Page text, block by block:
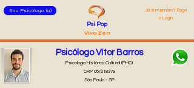
Sou Psicólogo (a)
Já é membro? Faça
o Login
Psi Pop
Viva Zen
Psicólogo Vítor Barros
CRP 06/218379
São Paulo - SP
Psicologia Histórico Cultural (PHC)